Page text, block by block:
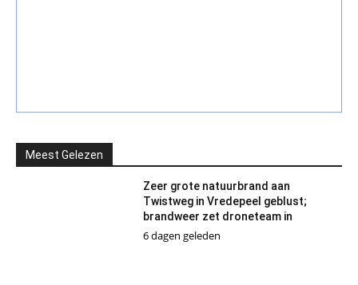
Meest Gelezen
Zeer grote natuurbrand aan
Twistweg in Vredepeel geblust;
brandweer zet droneteam in
6 dagen geleden